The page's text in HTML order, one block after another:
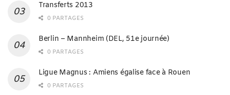
Transferts 2013
0 PARTAGES
Berlin – Mannheim (DEL, 51e journée)
0 PARTAGES
Ligue Magnus : Amiens égalise face à Rouen
0 PARTAGES